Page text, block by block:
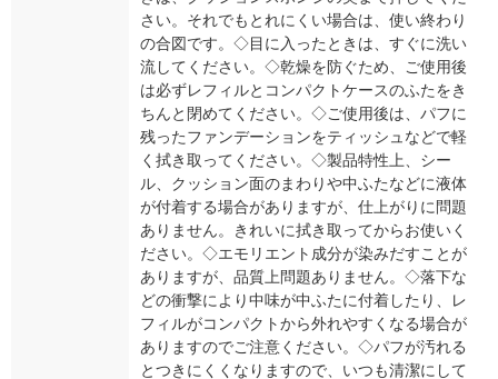
さい。それでもとれにくい場合は、使い終わり
の合図です。◇目に入ったときは、すぐに洗い
流してください。◇乾燥を防ぐため、ご使用後
は必ずレフィルとコンパクトケースのふたをき
ちんと閉めてください。◇ご使用後は、パフに
残ったファンデーションをティッシュなどで軽
く拭き取ってください。◇製品特性上、シー
ル、クッション面のまわりや中ふたなどに液体
が付着する場合がありますが、仕上がりに問題
ありません。きれいに拭き取ってからお使いく
ださい。◇エモリエント成分が染みだすことが
ありますが、品質上問題ありません。◇落下な
どの衝撃により中味が中ふたに付着したり、レ
フィルがコンパクトから外れやすくなる場合が
ありますのでご注意ください。◇パフが汚れる
とつきにくくなりますので、いつも清潔にして